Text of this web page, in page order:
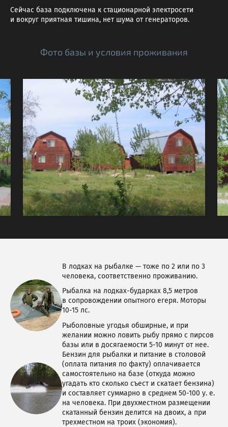
Сейчас база подключена к стационарной электросети
и вокруг приятная тишина, нет шума от генераторов.
Фото базы и условия проживания
В лодках на рыбалке — тоже по 2 или по 3
человека, соответственно проживанию.
Рыбалка на лодках-бударках 8,5 метров
в сопровождении опытного егеря. Моторы
10-15 лс.
Рыболовные угодья обширные, и при
желании можно ловить рыбу прямо с пирсов
базы или в досягаемости 5-10 минут от нее.
Бензин для рыбалки и питание в столовой
(оплата питания по факту) оплачивается
самостоятельно на базе (откуда можно
угадать кто сколько съест и скатает бензина)
и составляет суммарно в среднем 50-100 у. е.
на человека. При двухместном размещении
скатанный бензин делится на двоих, а при
трехместном на троих (экономия).